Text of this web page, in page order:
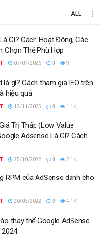
ALL
Gì? Cách Hoạt Động, Các
Chọn Thẻ Phù Hợp
07/07/2026 0 9
là gì? Cách tham gia IEO trên
hiệu quả
12/11/2025 0 1.4K
Trị Thấp (Low Value
Adsense Là Gì? Cách
25/10/2022 0 2.1K
RPM của AdSense dành cho
20/03/2022 0 4.1K
thay thế Google AdSense
2024